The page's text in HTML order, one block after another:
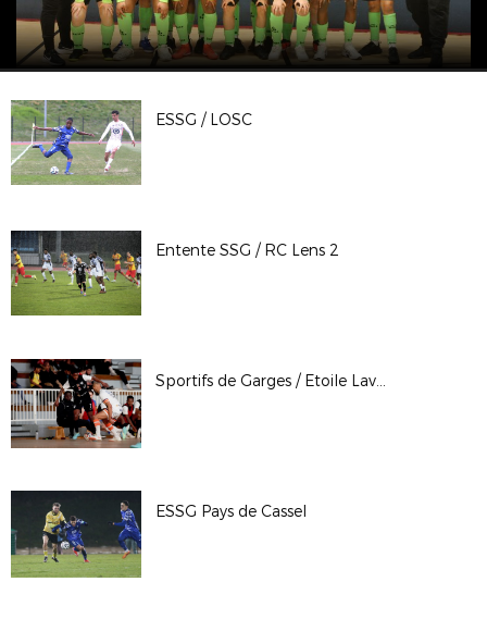
ESSG / LOSC
Entente SSG / RC Lens 2
Sportifs de Garges / Etoile Lavalloise
ESSG Pays de Cassel